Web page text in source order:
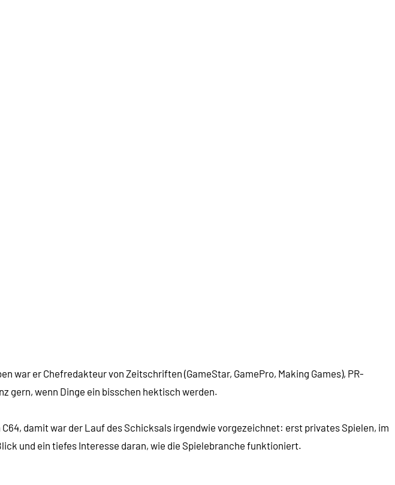
war er Chefredakteur von Zeitschriften (GameStar, GamePro, Making Games), PR-
gern, wenn Dinge ein bisschen hektisch werden.
damit war der Lauf des Schicksals irgendwie vorgezeichnet: erst privates Spielen, im
und ein tiefes Interesse daran, wie die Spielebranche funktioniert.